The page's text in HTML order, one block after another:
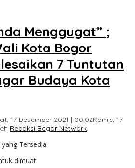
Menggugat” ;
Kota Bogor
7 Tuntutan
Budaya Kota
17 Desember 2021 | 00:02Kamis, 17
Redaksi Bogor Network
Tersedia.
dimuat.